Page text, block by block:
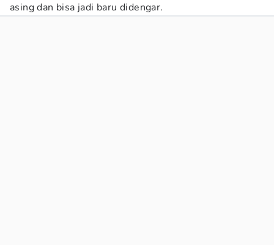
asing dan bisa jadi baru didengar.